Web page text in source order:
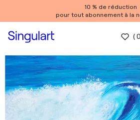
10 % de réduction
pour tout abonnement à la
(0